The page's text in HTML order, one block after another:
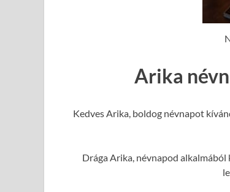
Arika
Kedves Arika, boldog névnapot
Drága Arika, névnapod alkalmából